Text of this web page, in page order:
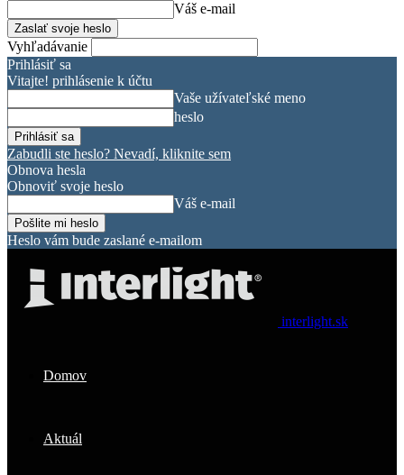
Váš e-mail
Vyhľadávanie
Prihlásiť sa
Vitajte! prihlásenie k účtu
Vaše užívateľské meno
heslo
Zabudli ste heslo? Nevadí, kliknite sem
Obnova hesla
Obnoviť svoje heslo
Váš e-mail
Heslo vám bude zaslané e-mailom
interlight.sk
Domov
Aktuál